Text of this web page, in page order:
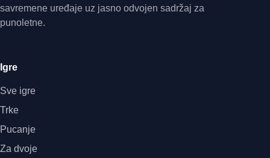
savremene uređaje uz jasno odvojen sadržaj za
punoletne.
Igre
Sve igre
Trke
Pucanje
Za dvoje